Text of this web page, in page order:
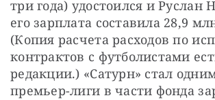
три года) удостоился и
его зарплата составила 28,9
(Копия расчета расходов по
контрактов с футболистами
редакции.) «Сатурн» стал
премьер-лиги в части фонда